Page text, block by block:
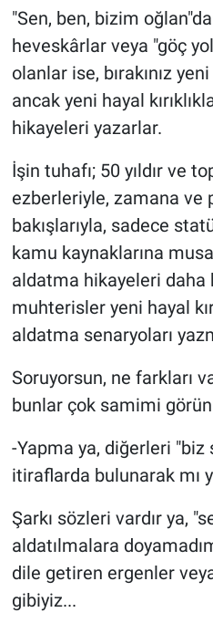
"Sen, ben, bizim
heveskârlar veya "göç
olanlar ise, bırakınız
ancak yeni hayal
hikayeleri yazarlar.
İşin tuhafı; 50 yıldır ve
ezberleriyle, zamana ve
bakışlarıyla, sadece
kamu kaynaklarına
aldatma hikayeleri daha
muhterisler yeni hayal
aldatma senaryoları
Soruyorsun, ne farkları
bunlar çok samimi
-Yapma ya, diğerleri
itiraflarda bulunarak mı
Şarkı sözleri vardır ya,
aldatılmalara
dile getiren ergenler
gibiyiz...